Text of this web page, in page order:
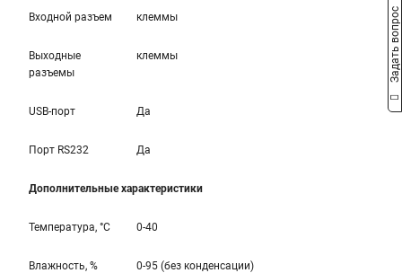
Входной разъем клеммы
Выходные
разъемы
клеммы
USB-порт Да
Порт RS232 Да
Дополнительные характеристики
Температура, °С 0-40
Влажность, % 0-95 (без конденсации)
Задать вопрос